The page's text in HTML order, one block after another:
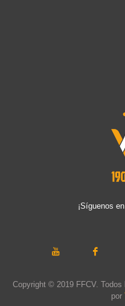
¡Síguenos
Copyright © 2019 FFCV.
por